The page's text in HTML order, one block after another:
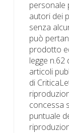
personale
autori dei
senza
può
prodotto
legge n.62
articoli
di
concessa
puntuale